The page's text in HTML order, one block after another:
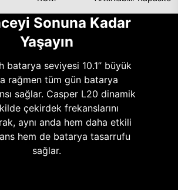
Sonuna Kadar
Yaşayın
batarya seviyesi 10.1’’ büyük
rağmen tüm gün batarya
sağlar. Casper L20 dinamik
çekirdek frekanslarını
aynı anda hem daha etkili
hem de batarya tasarrufu
sağlar.